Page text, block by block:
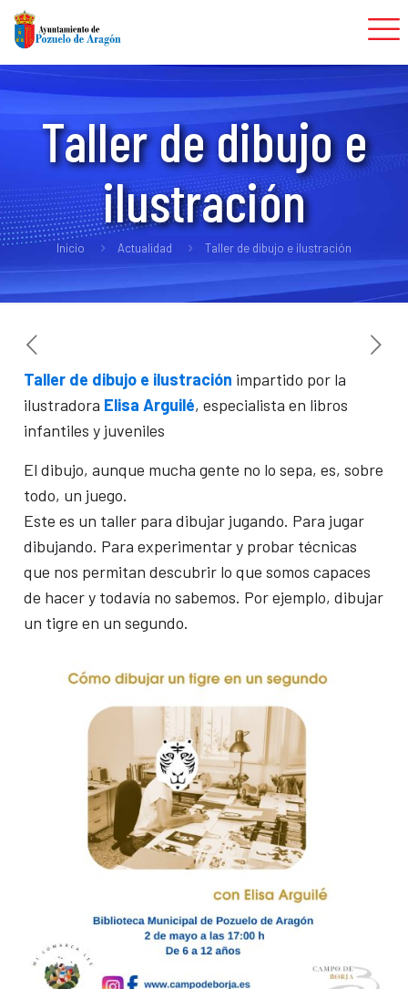
Taller de dibujo e
ilustración
Inicio Actualidad Taller de dibujo e ilustración
Taller de dibujo e ilustración impartido por la
ilustradora Elisa Arguilé, especialista en libros
infantiles y juveniles
El dibujo, aunque mucha gente no lo sepa, es, sobre
todo, un juego.
Este es un taller para dibujar jugando. Para jugar
dibujando. Para experimentar y probar técnicas
que nos permitan descubrir lo que somos capaces
de hacer y todavía no sabemos. Por ejemplo, dibujar
un tigre en un segundo.